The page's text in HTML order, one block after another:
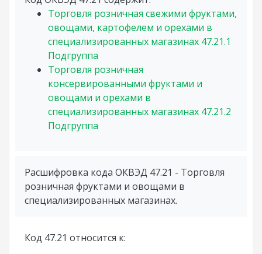
Торговля розничная свежими фруктами,
овощами, картофелем и орехами в
специализированных магазинах 47.21.1
Подгруппа
Торговля розничная
консервированными фруктами и
овощами и орехами в
специализированных магазинах 47.21.2
Подгруппа
Расшифровка кода ОКВЭД 47.21 - Торговля
розничная фруктами и овощами в
специализированных магазинах.
Код 47.21 относится к: